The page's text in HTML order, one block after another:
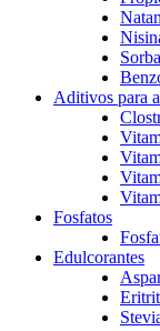
Aditivos para
Fosfatos
Edulcorantes